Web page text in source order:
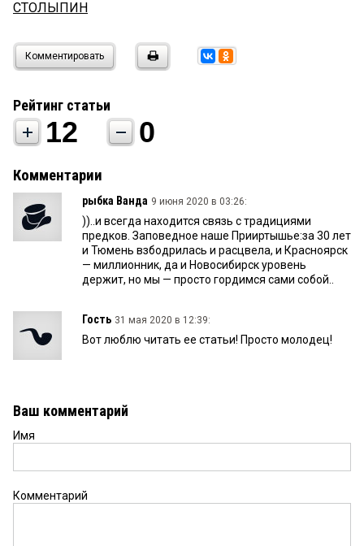
СТОЛЫПИН
Комментировать
Рейтинг статьи
12 0
Комментарии
рыбка Ванда 9 июня 2020 в 03:26:
))..и всегда находится связь с традициями
предков. Заповедное наше Прииртышье:за 30 лет
и Тюмень взбодрилась и расцвела, и Красноярск
— миллионник, да и Новосибирск уровень
держит, но мы — просто гордимся сами собой..
Гость 31 мая 2020 в 12:39:
Вот люблю читать ее статьи! Просто молодец!
Ваш комментарий
Имя
Комментарий